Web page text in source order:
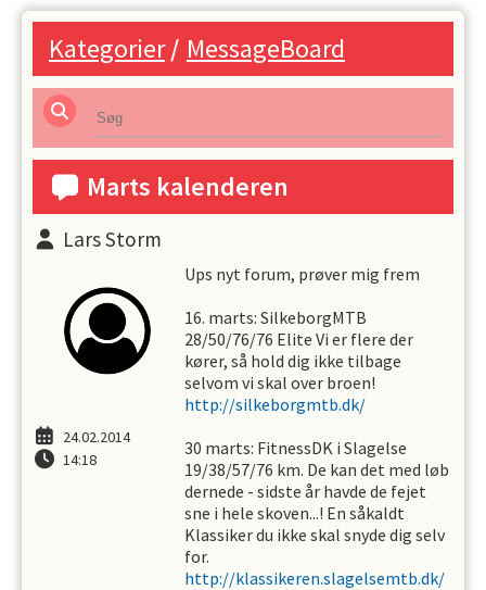
Kategorier/ MessageBoard
Marts kalenderen
Lars Storm
24.02.2014
14:18
Ups nyt forum, prøver mig frem
16. marts: SilkeborgMTB
28/50/76/76 Elite Vi er flere der
kører, så hold dig ikke tilbage
selvom vi skal over broen!
http://silkeborgmtb.dk/
30 marts: FitnessDK i Slagelse
19/38/57/76 km. De kan det med løb
dernede - sidste år havde de fejet
sne i hele skoven...! En såkaldt
Klassiker du ikke skal snyde dig selv
for.
http://klassikeren.slagelsemtb.dk/